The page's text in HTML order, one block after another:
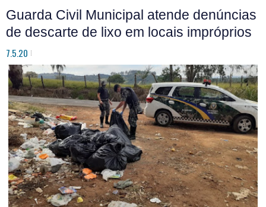
Guarda Civil Municipal atende denúncias
de descarte de lixo em locais impróprios
7.5.20